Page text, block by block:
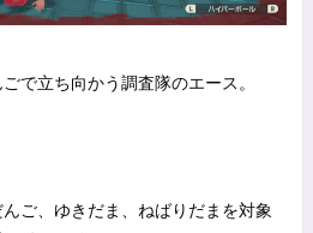
で立ち向かう調査隊のエース。
ご、ゆきだま、ねばりだまを対象